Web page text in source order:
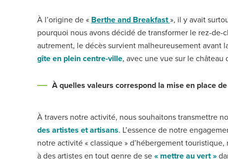
À l’origine de « Berthe and Breakfast», il y avait
pourquoi nous avons décidé de transformer le rez-
autrement, le décès survient malheureusement avant
gîte en plein centre-ville, avec une vue sur le château
À quelles valeurs correspond la mise en place
À travers notre activité, nous souhaitons transmettre
des artistes et artisans. L’essence de notre
notre activité « classique » d’hébergement
à des artistes en tout genre de se « mettre au vert »